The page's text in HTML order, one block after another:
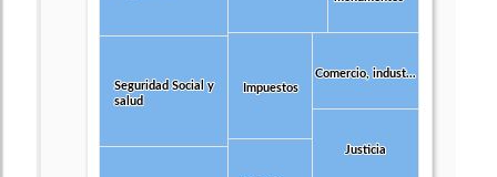
Seguridad Social y
salud
Seguridad Social y
salud
Impuestos
Impuestos
Comercio, indust…
Comercio, indust…
Justicia
Justicia